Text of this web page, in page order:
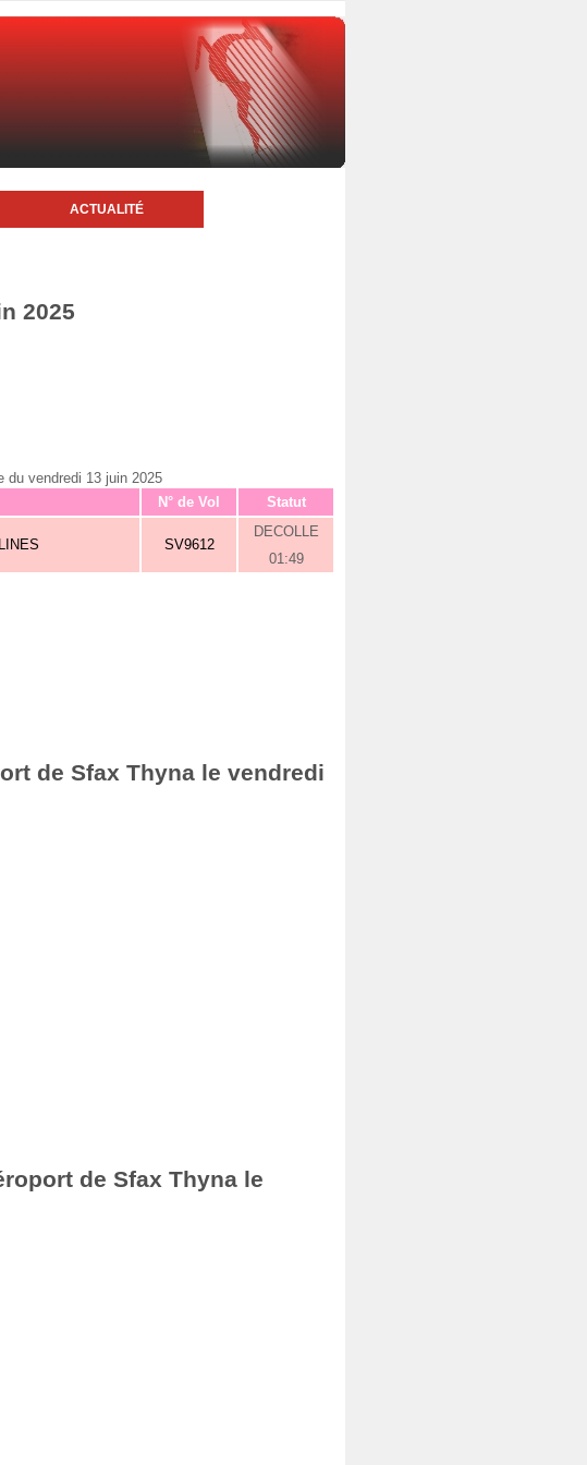
ACTUALITÉ
2025
du vendredi 13 juin 2025
N° de Vol Statut
SV9612
DECOLLE
01:49
de Sfax Thyna le vendredi
de Sfax Thyna le